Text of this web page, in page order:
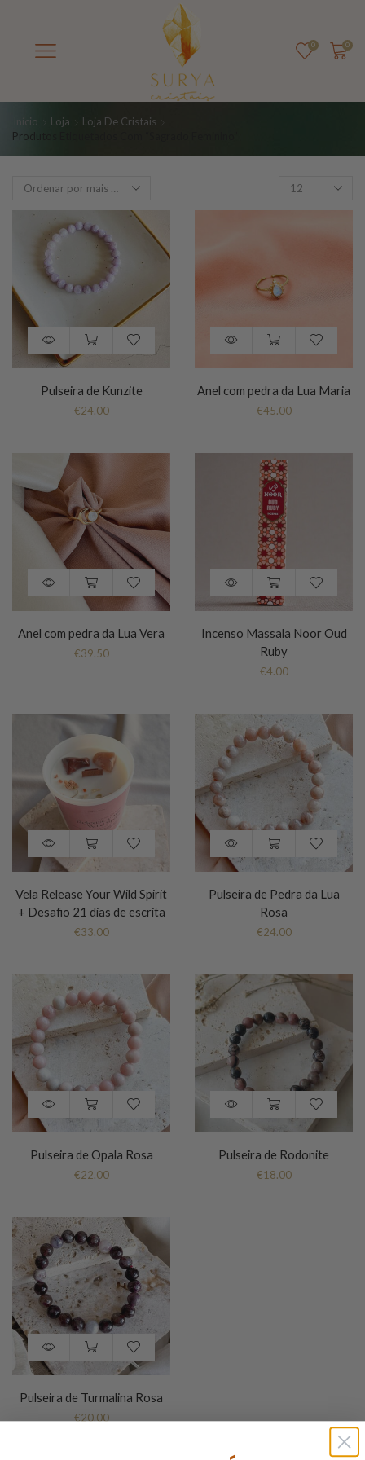
0 0
Início Loja
Loja De Cristais
Produtos Etiquetados Com “sagrado Feminino”
Pulseira de Kunzite
€24.00
Anel com pedra da Lua Maria
€45.00
Anel com pedra da Lua Vera
€39.50
Incenso Massala Noor Oud
Ruby
€4.00
Vela Release Your Wild Spirit
+ Desafio 21 dias de escrita
€33.00
Pulseira de Pedra da Lua
Rosa
€24.00
Pulseira de Opala Rosa
€22.00
Pulseira de Rodonite
€18.00
Pulseira de Turmalina Rosa
€20.00